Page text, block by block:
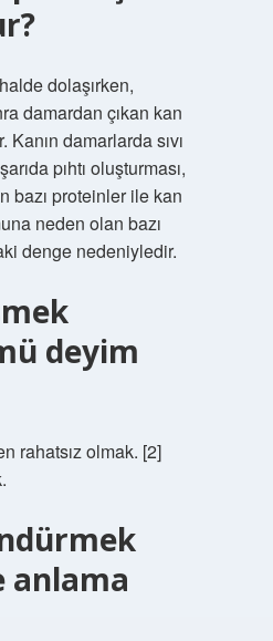
dolaşırken,
damardan çıkan kan
Kanın damarlarda sıvı
pıhtı oluşturması,
bazı proteinler ile kan
neden olan bazı
denge nedeniyledir.
deyim
rahatsız olmak. [2]
anlama